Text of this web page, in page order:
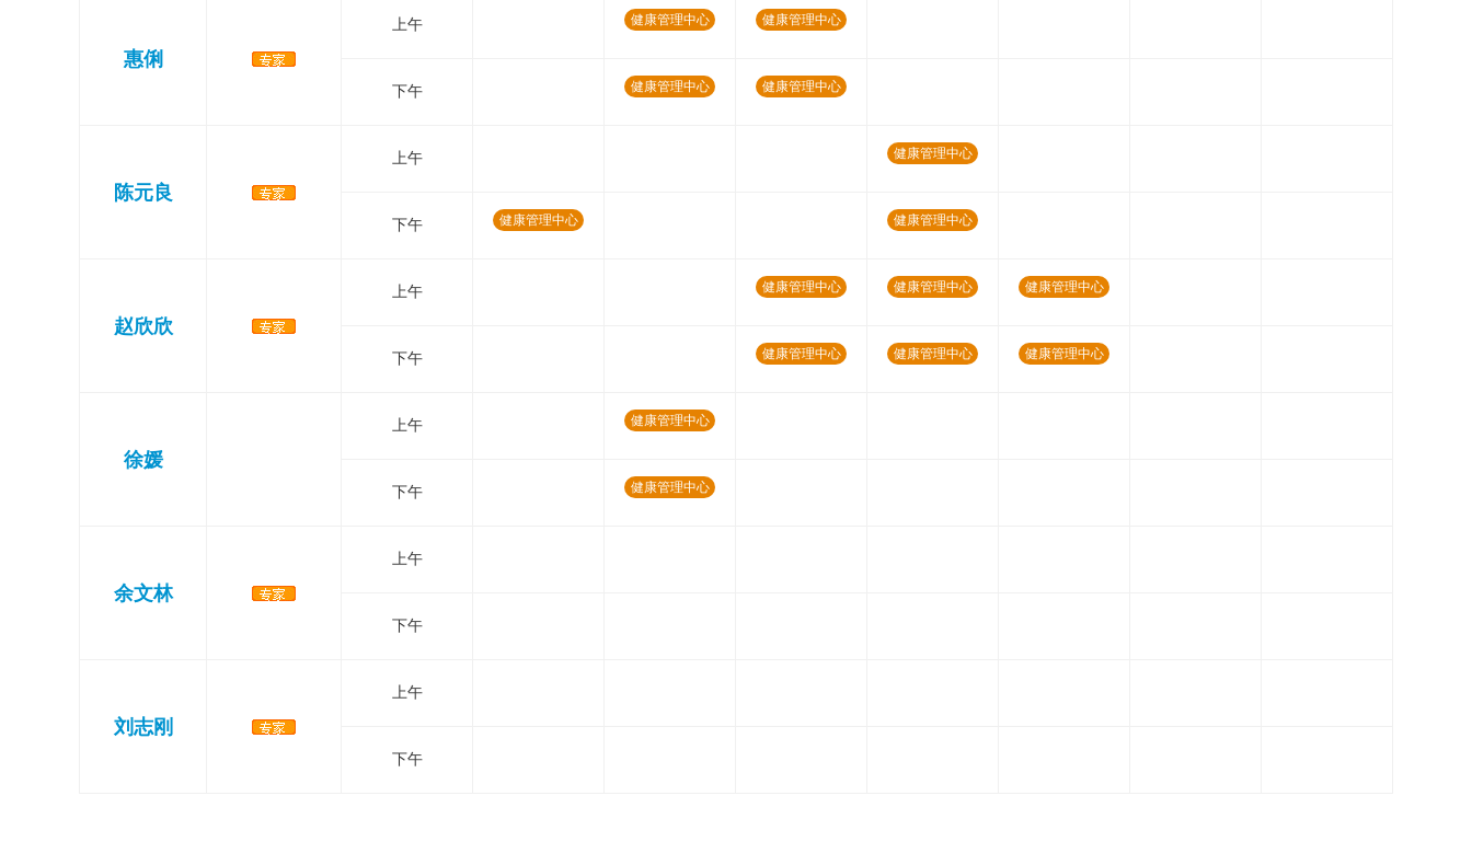
惠俐
上午 健康管理中心 健康管理中心
下午 健康管理中心 健康管理中心
陈元良
上午 健康管理中心
下午 健康管理中心 健康管理中心
赵欣欣
上午 健康管理中心 健康管理中心 健康管理中心
下午 健康管理中心 健康管理中心 健康管理中心
徐媛
上午 健康管理中心
下午 健康管理中心
余文林
上午
下午
刘志刚
上午
下午